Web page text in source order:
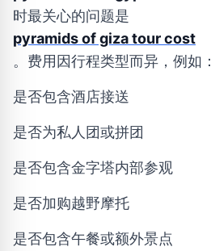
时最关心的问题是
pyramids of giza tour cost
。费用因行程类型而异，例如：
是否包含酒店接送
是否为私人团或拼团
是否包含金字塔内部参观
是否加购越野摩托
是否包含午餐或额外景点